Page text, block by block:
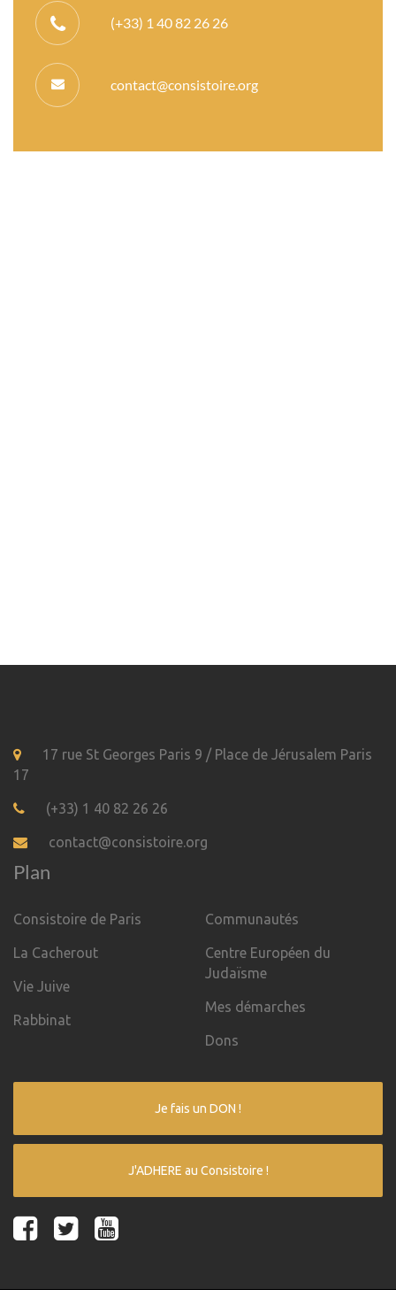
(+33) 1 40 82 26 26
contact@consistoire.org
17 rue St Georges Paris 9 / Place de Jérusalem Paris
17
(+33) 1 40 82 26 26
contact@consistoire.org
Plan
Consistoire de Paris
La Cacherout
Vie Juive
Rabbinat
Communautés
Centre Européen du
Judaïsme
Mes démarches
Dons
Je fais un DON !
J'ADHERE au Consistoire !